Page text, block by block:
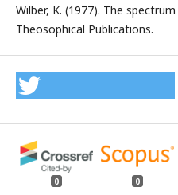
Wilber, K. (1977). The
Theosophical Publications.
0 0